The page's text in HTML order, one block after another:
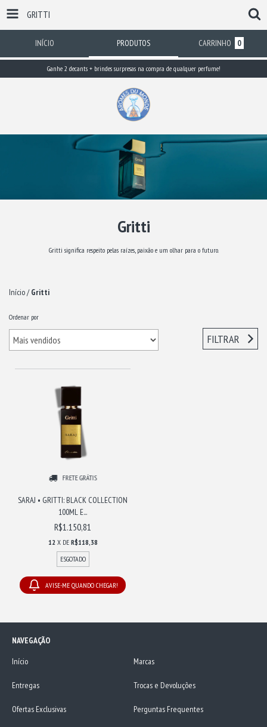
GRITTI
INÍCIO PRODUTOS CARRINHO 0
Ganhe 2 decants + brindes surpresas na compra de qualquer perfume!
Gritti
Gritti significa respeito pelas raízes, paixão e um olhar para o futuro.
Início/ Gritti
Ordenar por
FILTRAR
FRETE GRÁTIS
SARAJ • GRITTI: BLACK COLLECTION
100ML E...
R$1.150,81
12 X DE R$118,38
ESGOTADO
AVISE-ME QUANDO CHEGAR!
NAVEGAÇÃO
Início
Marcas
Entregas Trocas e Devoluções
Ofertas Exclusivas Perguntas Frequentes